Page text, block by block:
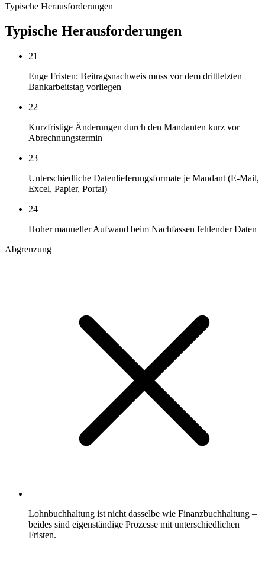
Typische Herausforderungen
Typische Herausforderungen
21
Enge Fristen: Beitragsnachweis muss vor dem drittletzten
Bankarbeitstag vorliegen
22
Kurzfristige Änderungen durch den Mandanten kurz vor
Abrechnungstermin
23
Unterschiedliche Datenlieferungsformate je Mandant (E-Mail,
Excel, Papier, Portal)
24
Hoher manueller Aufwand beim Nachfassen fehlender Daten
Abgrenzung
Lohnbuchhaltung ist nicht dasselbe wie Finanzbuchhaltung –
beides sind eigenständige Prozesse mit unterschiedlichen
Fristen.